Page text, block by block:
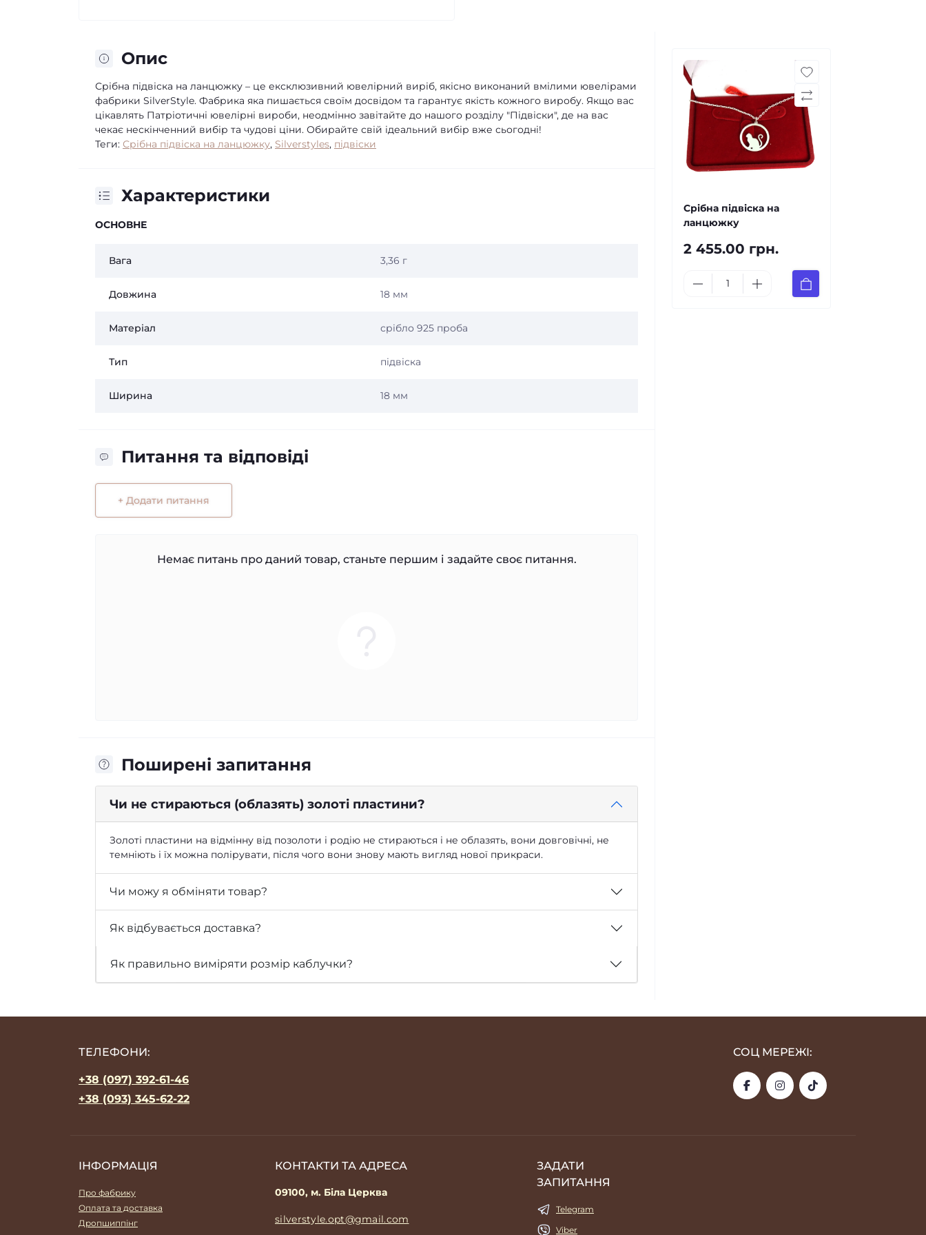
Опис
Срібна підвіска на ланцюжку – це ексклюзивний ювелірний виріб, якісно виконаний вмілими ювелірами
фабрики SilverStyle. Фабрика яка пишається своїм досвідом та гарантує якість кожного виробу. Якщо вас
цікавлять Патріотичні ювелірні вироби, неодмінно завітайте до нашого розділу "Підвіски", де на вас
чекає нескінченний вибір та чудові ціни. Обирайте свій ідеальний вибір вже сьогодні!
Теги: Срібна підвіска на ланцюжку, Silverstyles, підвіски
Характеристики
ОСНОВНЕ
Вага 3,36 г
Довжина 18 мм
Матеріал срібло 925 проба
Тип підвіска
Ширина 18 мм
Питання та відповіді
+ Додати питання
Немає питань про даний товар, станьте першим і задайте своє питання.
Поширені запитання
Чи не стираються (облазять) золоті пластини?
Золоті пластини на відмінну від позолоти і родію не стираються і не облазять, вони довговічні, не
темніють і їх можна полірувати, після чого вони знову мають вигляд нової прикраси.
Чи можу я обміняти товар?
Як відбувається доставка?
Як правильно виміряти розмір каблучки?
Срібна підвіска на
ланцюжку
2 455.00 грн.
ТЕЛЕФОНИ:
+38 (097) 392-61-46
+38 (093) 345-62-22
СОЦ МЕРЕЖІ:
ІНФОРМАЦІЯ
Про фабрику
Оплата та доставка
Дропшиппінг
КОНТАКТИ ТА АДРЕСА
09100, м. Біла Церква
silverstyle.opt@gmail.com
ЗАДАТИ
ЗАПИТАННЯ
Telegram
Viber